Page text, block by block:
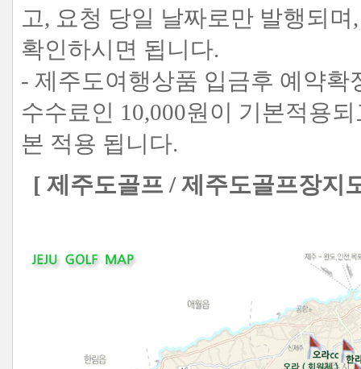
고, 요청 당일 날짜로만 발행되
확인하시면 됩니다.
- 제주도여행상품 입금후 예약
수수료인 10,000원이 기본적용
본 적용 됩니다.
[ 제주도골프 / 제주도골프장지